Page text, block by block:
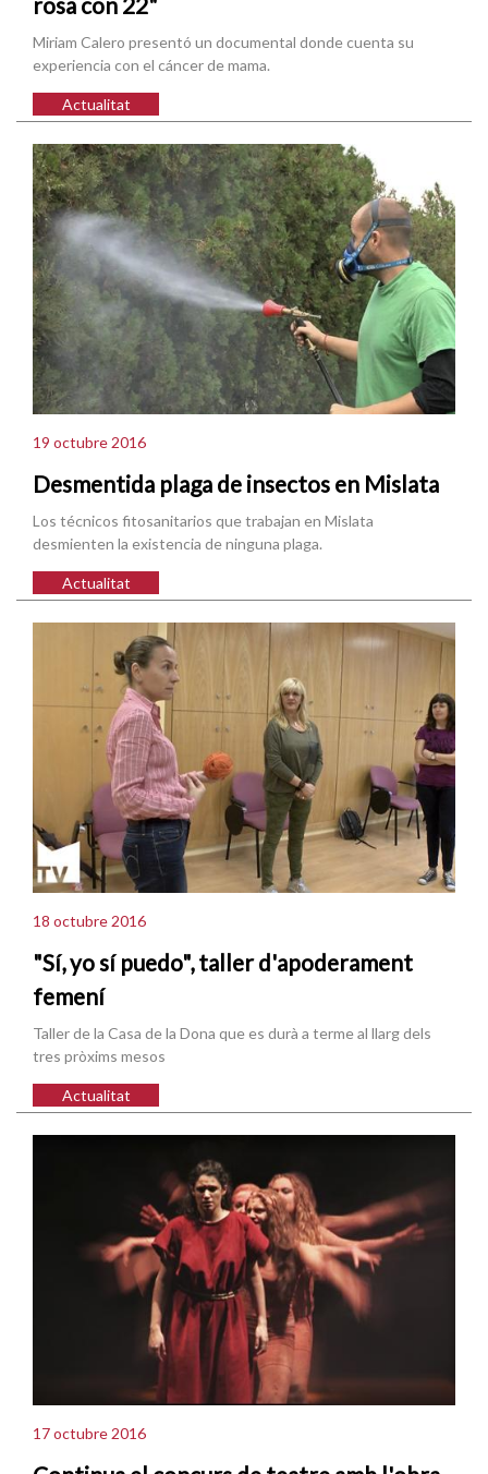
Miriam Calero presentó un documental donde cuenta su
experiencia con el cáncer de mama.
Actualitat
19 octubre 2016
Desmentida plaga de insectos en Mislata
Los técnicos fitosanitarios que trabajan en Mislata
desmienten la existencia de ninguna plaga.
Actualitat
18 octubre 2016
"Sí, yo sí puedo", taller d'apoderament
femení
Taller de la Casa de la Dona que es durà a terme al llarg dels
tres pròxims mesos
Actualitat
17 octubre 2016